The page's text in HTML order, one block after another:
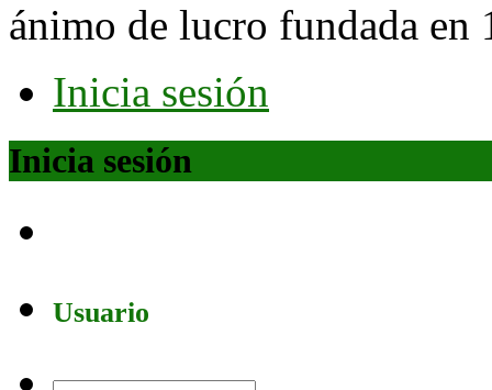
ánimo de lucro fundada en
Inicia sesión
Inicia sesión
Usuario